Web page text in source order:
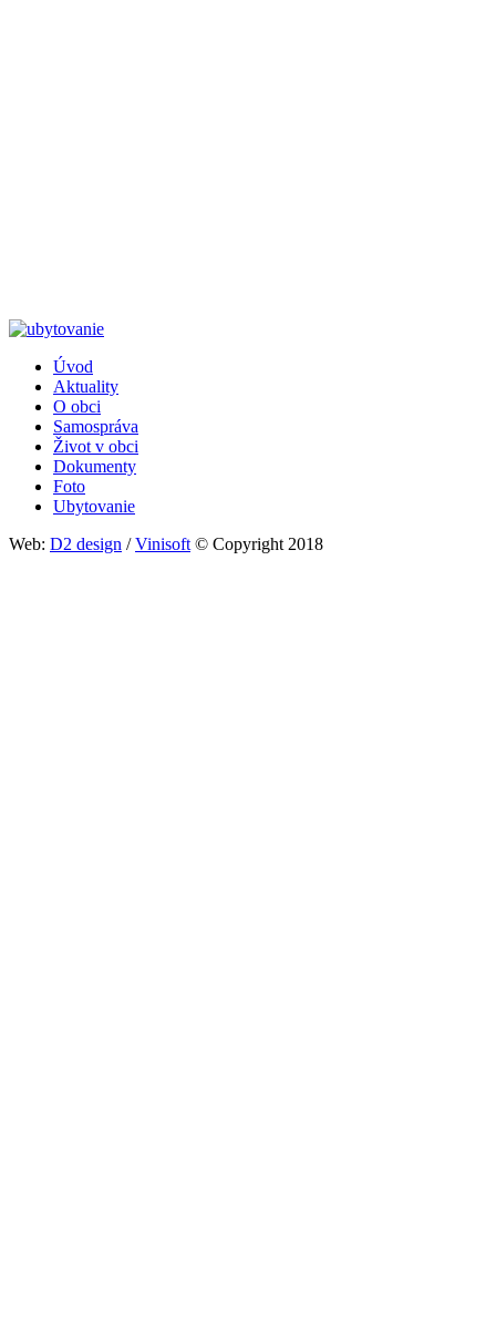
Päta
Úvod
Aktuality
O obci
Samospráva
Život v obci
Dokumenty
Foto
Ubytovanie
Web: D2 design /Vinisoft© Copyright 2018